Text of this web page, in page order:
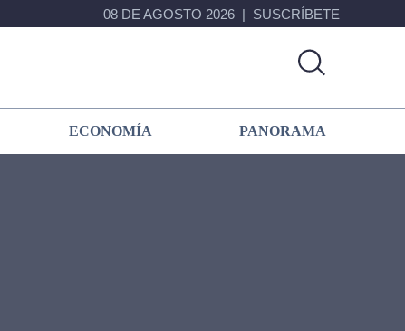
08 DE AGOSTO 2026 SUSCRÍBETE
ECONOMÍA PANORAMA